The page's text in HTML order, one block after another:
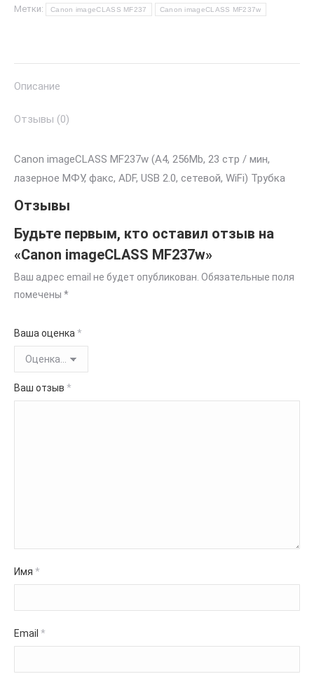
Метки: Canon imageCLASS MF237 Canon imageCLASS MF237w
Описание
Отзывы (0)
Canon imageCLASS MF237w (A4, 256Mb, 23 стр / мин,
лазерное МФУ, факс, ADF, USB 2.0, сетевой, WiFi) Трубка
Отзывы
Будьте первым, кто оставил отзыв на
«Canon imageCLASS MF237w»
Ваш адрес email не будет опубликован. Обязательные поля
помечены *
Ваша оценка *
Ваш отзыв *
Имя *
Email *